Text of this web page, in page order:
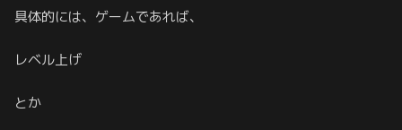
具体的には、ゲームであれば、
レベル上げ
とか